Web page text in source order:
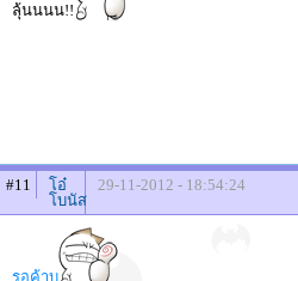
ลุ้นนนน!!
#11
โอ๋
โบนัส
29-11-2012 - 18:54:24
รอค้าบ